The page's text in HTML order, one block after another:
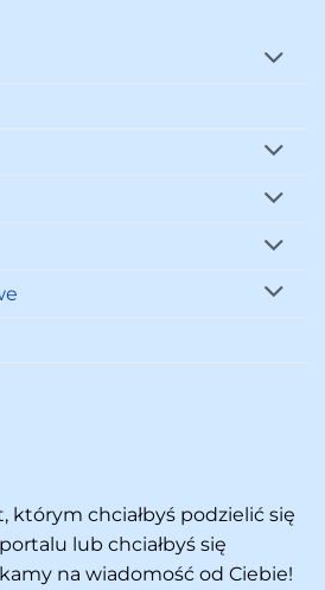
którym chciałbyś podzielić się
lub chciałbyś się
na wiadomość od Ciebie!